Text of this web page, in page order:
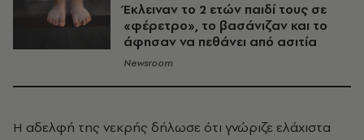
Έκλειναν το 2 ετών παιδί τους σε
«φέρετρο», το βασάνιζαν και το
άφησαν να πεθάνει από ασιτία
Newsroom
Η αδελφή της νεκρής δήλωσε ότι γνώριζε ελάχιστα